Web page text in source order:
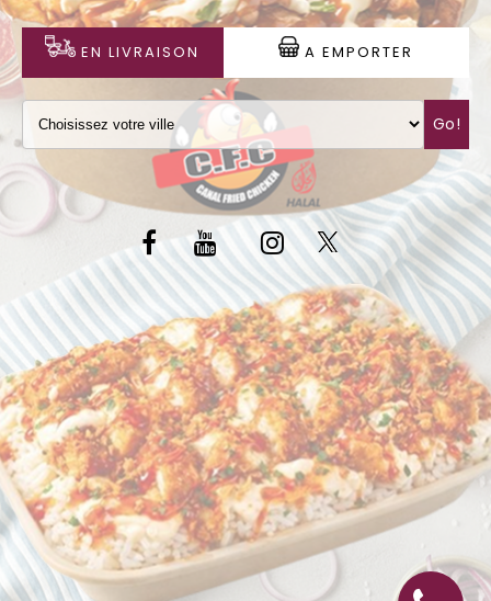
NOTRE RESTAURANT
VOS AVIS
MENTIONS LÉGALES
C.G.V
EN LIVRAISON A EMPORTER
Go!